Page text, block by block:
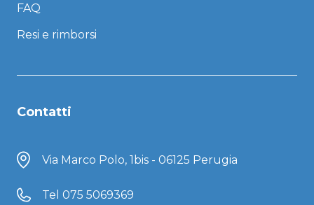
FAQ
Resi e rimborsi
Contatti
Via Marco Polo, 1bis - 06125 Perugia
Tel 075 5069369